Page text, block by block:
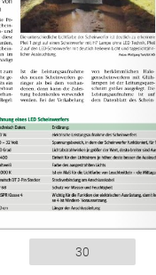
Skip to main content